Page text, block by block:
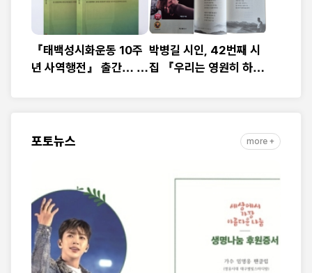
『태백성시화운동 10주
년 사역행전』 출간… 교
박병길 시인, 42번째 시
집 『우리는 영원히 하
포토뉴스 more +